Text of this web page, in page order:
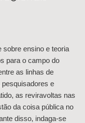
sobre ensino e teoria
para o campo do
as linhas de
e
as reviravoltas nas
da coisa pública no
disso, indaga-se